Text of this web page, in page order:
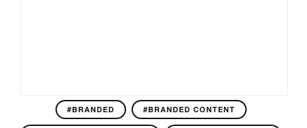
#BRANDED #BRANDED CONTENT